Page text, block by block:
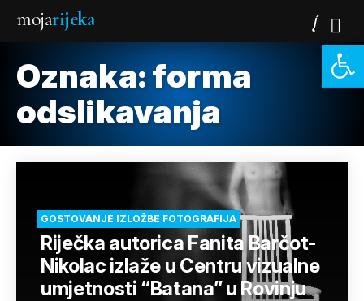
mojarijeka
Oznaka:forma
odslikavanja
GOSTOVANJE IZLOŽBE FOTOGRAFIJA
Riječka autorica Fanita Barčot-
Nikolac izlaže u Centru vizualne
umjetnosti “Batana” u Rovinju